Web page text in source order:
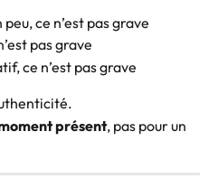
ce n’est pas grave
pas grave
ce n’est pas grave
présent, pas pour un